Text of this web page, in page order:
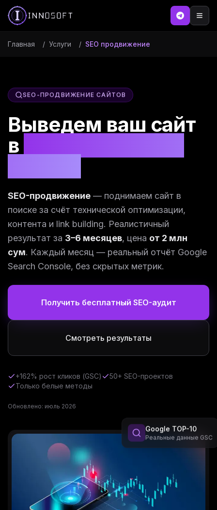
Главная / Услуги / SEO продвижение
SEO-ПРОДВИЖЕНИЕ САЙТОВ
Выведем ваш сайт
в
SEO-продвижение — поднимаем сайт в
поиске за счёт технической оптимизации,
контента и link building. Реалистичный
результат за 3–6 месяцев, цена от 2 млн
сум. Каждый месяц — реальный отчёт Google
Search Console, без скрытых метрик.
Получить бесплатный SEO-аудит
Смотреть результаты
+162% рост кликов (GSC)
50+ SEO-проектов
Только белые методы
Обновлено: июль 2026
Google TOP-10
Реальные данные GSC